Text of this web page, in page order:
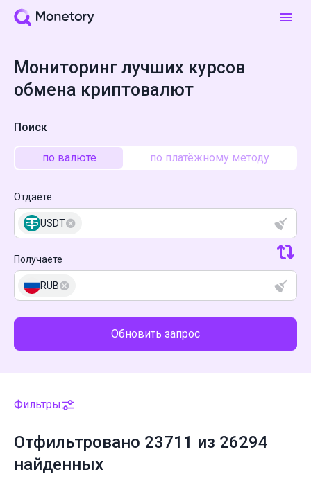
Мониторинг лучших курсов
обмена криптовалют
Поиск
по валюте по платёжному методу
Отдаёте
USDT
Получаете
RUB
Обновить запрос
Фильтры
Отфильтровано 23711 из 26294
найденных